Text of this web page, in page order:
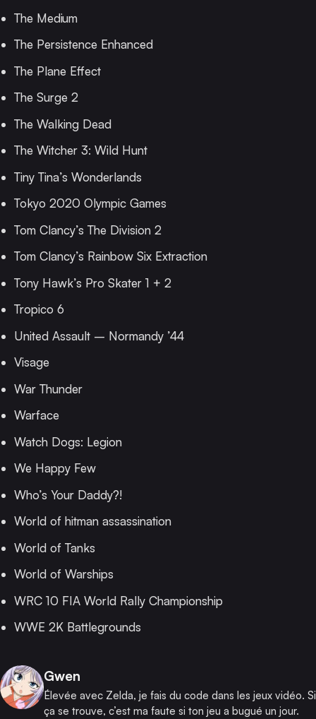
The Medium
The Persistence Enhanced
The Plane Effect
The Surge 2
The Walking Dead
The Witcher 3: Wild Hunt
Tiny Tina’s Wonderlands
Tokyo 2020 Olympic Games
Tom Clancy’s The Division 2
Tom Clancy’s Rainbow Six Extraction
Tony Hawk’s Pro Skater 1 + 2
Tropico 6
United Assault – Normandy ’44
Visage
War Thunder
Warface
Watch Dogs: Legion
We Happy Few
Who’s Your Daddy?!
World of hitman assassination
World of Tanks
World of Warships
WRC 10 FIA World Rally Championship
WWE 2K Battlegrounds
Publié par
Gwen
Élevée avec Zelda, je fais du code dans les jeux vidéo. Si
ça se trouve, c’est ma faute si ton jeu a bugué un jour.